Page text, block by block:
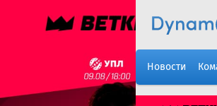
Новости